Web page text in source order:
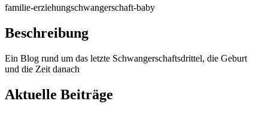
familie-erziehungschwangerschaft-baby
Beschreibung
Ein Blog rund um das letzte Schwangerschaftsdrittel, die Geburt
und die Zeit danach
Aktuelle Beiträge